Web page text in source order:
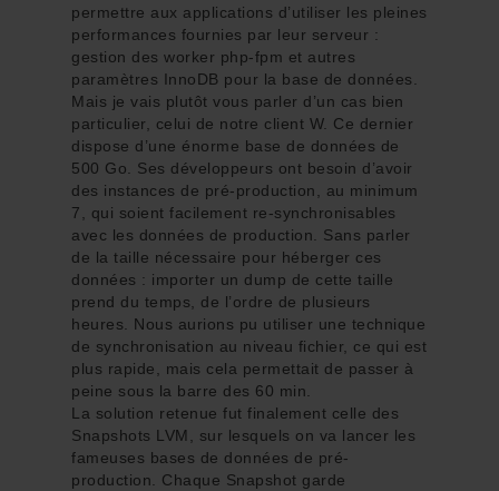
permettre aux applications d’utiliser les pleines
performances fournies par leur serveur :
gestion des worker php-fpm et autres
paramètres InnoDB pour la base de données.
Mais je vais plutôt vous parler d’un cas bien
particulier, celui de notre client W. Ce dernier
dispose d’une énorme base de données de
500 Go. Ses développeurs ont besoin d’avoir
des instances de pré-production, au minimum
7, qui soient facilement re-synchronisables
avec les données de production. Sans parler
de la taille nécessaire pour héberger ces
données : importer un dump de cette taille
prend du temps, de l’ordre de plusieurs
heures. Nous aurions pu utiliser une technique
de synchronisation au niveau fichier, ce qui est
plus rapide, mais cela permettait de passer à
peine sous la barre des 60 min.
La solution retenue fut finalement celle des
Snapshots LVM, sur lesquels on va lancer les
fameuses bases de données de pré-
production. Chaque Snapshot garde